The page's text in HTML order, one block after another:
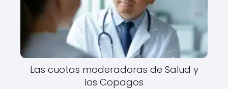
Las cuotas moderadoras de Salud y
los Copagos